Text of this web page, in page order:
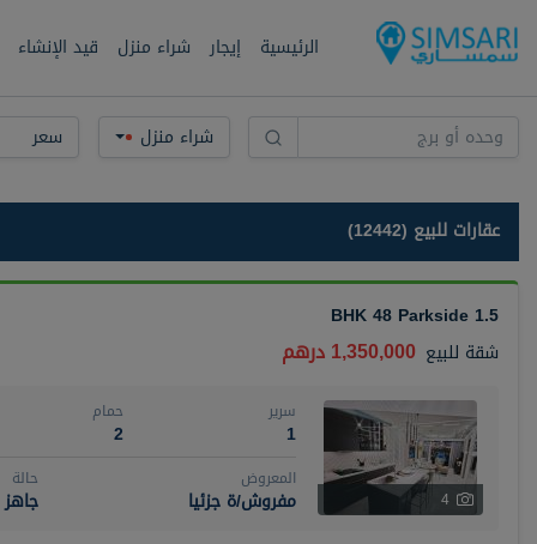
الرئيسية إيجار شراء منزل قيد الإنشاء
شراء منزل سعر
عقارات للبيع (12442)
1.5 BHK 48 Parkside
شقة للبيع 1,350,000 درهم
4
سرير
1
حمام
2
المعروض
مفروش/ة جزئيا
حالة
جاهز